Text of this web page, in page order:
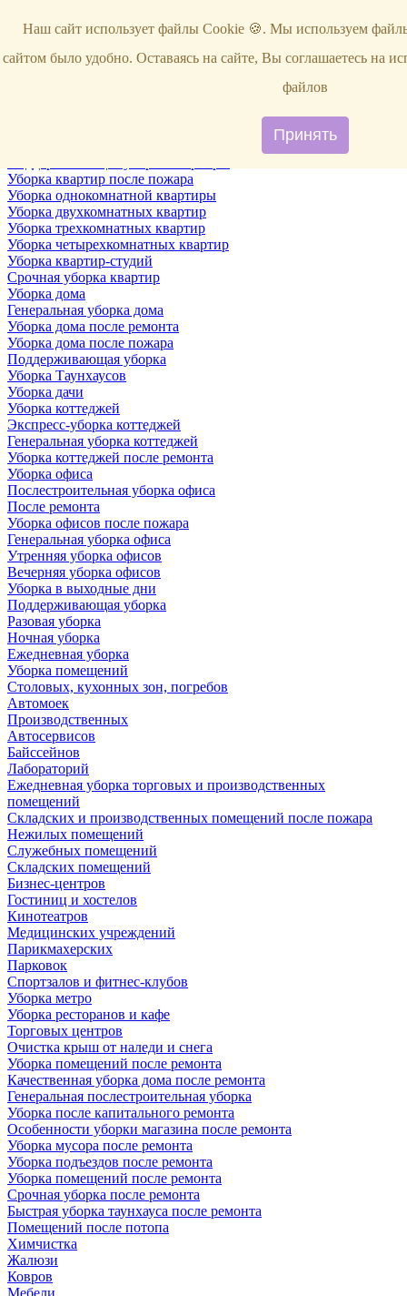
Уборка
Уборка снега
Уборка квартир после пожара
Уборка однокомнатной квартиры
Уборка двухкомнатных квартир
Уборка трехкомнатных квартир
Уборка четырехкомнатных квартир
Уборка квартир-студий
Срочная уборка квартир
Уборка дома
Генеральная уборка дома
Уборка дома после ремонта
Уборка дома после пожара
Поддерживающая уборка
Уборка Таунхаусов
Уборка дачи
Уборка коттеджей
Экспресс-уборка коттеджей
Генеральная уборка коттеджей
Уборка коттеджей после ремонта
Уборка офиса
Послестроительная уборка офиса
После ремонта
Уборка офисов после пожара
Генеральная уборка офиса
Утренняя уборка офисов
Вечерняя уборка офисов
Уборка в выходные дни
Поддерживающая уборка
Разовая уборка
Ночная уборка
Ежедневная уборка
Уборка помещений
Столовых, кухонных зон, погребов
Автомоек
Производственных
Автосервисов
Байссейнов
Лабораторий
Ежедневная уборка торговых и производственных
помещений
Складских и производственных помещений после пожара
Нежилых помещений
Служебных помещений
Складских помещений
Бизнес-центров
Гостиниц и хостелов
Кинотеатров
Медицинских учреждений
Парикмахерских
Парковок
Спортзалов и фитнес-клубов
Уборка метро
Уборка ресторанов и кафе
Торговых центров
Очистка крыш от наледи и снега
Уборка помещений после ремонта
Качественная уборка дома после ремонта
Генеральная послестроительная уборка
Уборка после капитального ремонта
Особенности уборки магазина после ремонта
Уборка мусора после ремонта
Уборка подъездов после ремонта
Уборка помещений после ремонта
Срочная уборка после ремонта
Быстрая уборка таунхауса после ремонта
Помещений после потопа
Химчистка
Жалюзи
Ковров
Мебели
Наш сайт использует файлы Cookie 🍪. Мы используем
сайтом было удобно. Оставаясь на сайте, Вы соглашаетесь на
файлов
Принять